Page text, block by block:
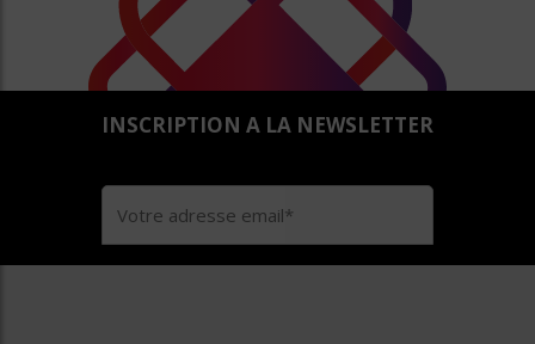
INSCRIPTION A LA NEWSLETTER